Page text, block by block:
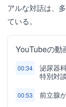
アルな対話は、
ている。
YouTubeの動
00:34
泌尿器
特別対談
00:53 前立腺